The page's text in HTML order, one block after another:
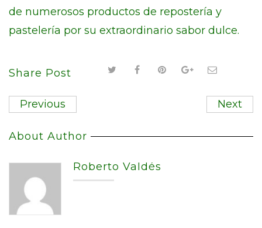
de numerosos productos de repostería y
pastelería por su extraordinario sabor dulce.
Share Post
Previous Next
About Author
Roberto Valdés